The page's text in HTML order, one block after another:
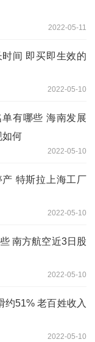
2022-05-11
间 即买即生效的
2022-05-10
有哪些 海南发展
如何
2022-05-10
特斯拉上海工厂
2022-05-10
南方航空近3日股
2022-05-10
约51% 老百姓收入
2022-05-10